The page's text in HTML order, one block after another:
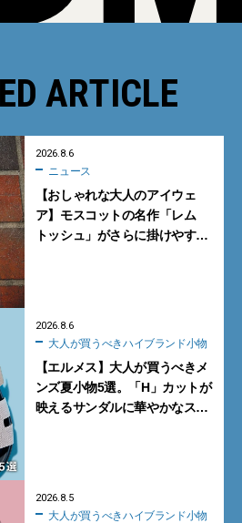
ARTICLE
2026.8.6
ニュース
【おしゃれな大人のアイウェ
ア】モスコットの名作「レム
トッシュ」がさらに掛けやす
2026.8.6
大人が買うべきハイブランド小物
【エルメス】大人が買うべきメ
ンズ夏小物5選。「H」カットが
映えるサンダルに華やかなス
2026.8.5
大人が買うべきハイブランド小物